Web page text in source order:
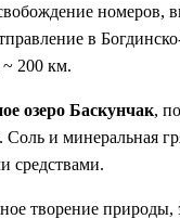
номеров,
в
~ 200 км.
озеро Баскунчак,
и минеральная
средствами.
творение природы,